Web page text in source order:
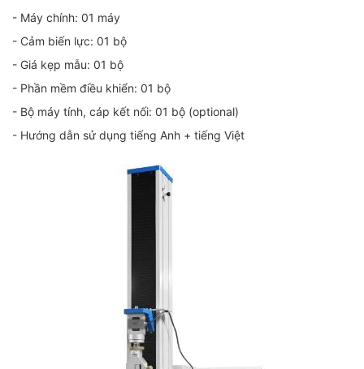
- Máy chính: 01 máy
- Cảm biến lực: 01 bộ
- Giá kẹp mẫu: 01 bộ
- Phần mềm điều khiển: 01 bộ
- Bộ máy tính, cáp kết nối: 01 bộ (optional)
- Hướng dẫn sử dụng tiếng Anh + tiếng Việt